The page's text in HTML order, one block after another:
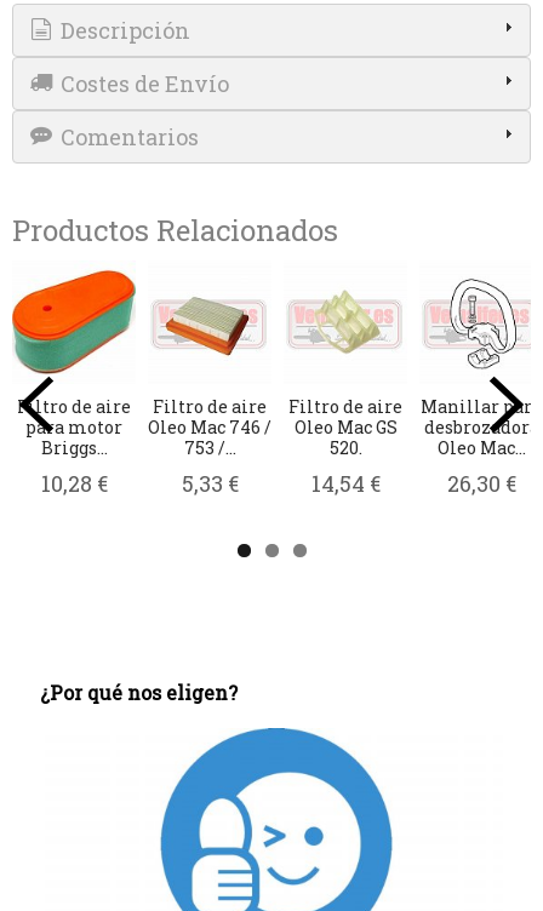
¿Por qué nos eligen?
Descripción
Costes de Envío
Comentarios
Productos Relacionados
Filtro de aire
para motor
Briggs...
10,28 €
Filtro de aire
Oleo Mac 746 /
753 /...
5,33 €
Filtro de aire
Oleo Mac GS
520.
14,54 €
Manillar para
desbrozadora
Oleo Mac...
26,30 €